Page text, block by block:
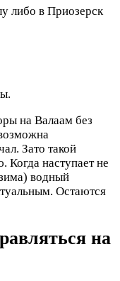
либо в Приозерск
на Валаам без
Зато такой
Когда наступает не
водный
Остаются
на